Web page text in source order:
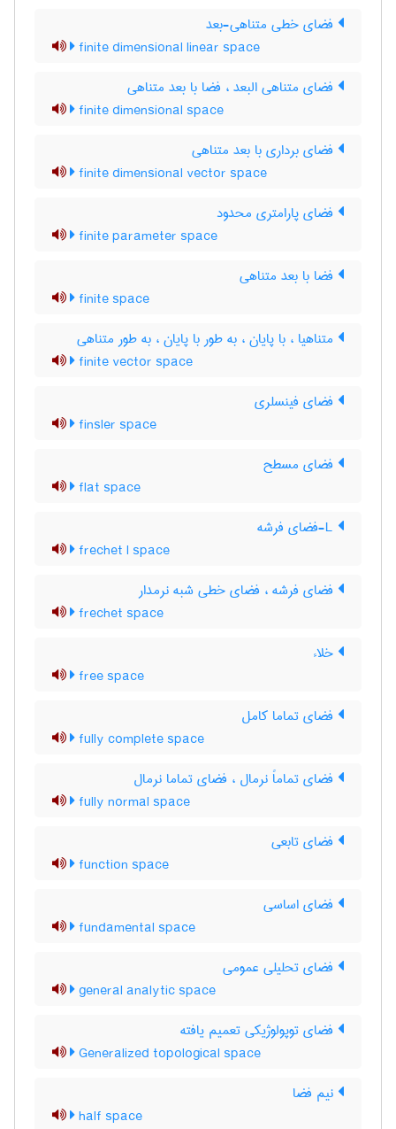
فضای خطی متناهی-بعد
finite dimensional linear space
فضای متناهی البعد ، فضا با بعد متناهی
finite dimensional space
فضای برداری با بعد متناهی
finite dimensional vector space
فضای پارامتری محدود
finite parameter space
فضا با بعد متناهی
finite space
متناهیا ، با پایان ، به طور با پایان ، به طور متناهی
finite vector space
فضای فینسلری
finsler space
فضای مسطح
flat space
frechet l space
فضای فرشه ، فضای خطی شبه نرمدار
frechet space
خلاء
free space
فضای تماما کامل
fully complete space
فضای تماماً نرمال ، فضای تماما نرمال
fully normal space
فضای تابعی
function space
فضای اساسی
fundamental space
فضای تحلیلی عمومی
general analytic space
فضای توپولوژیکی تعمیم یافته
Generalized topological space
نیم فضا
half space